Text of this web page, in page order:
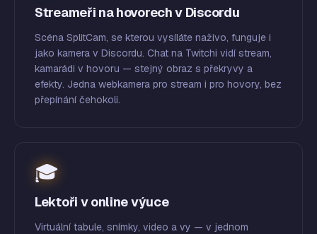
Streameři na hovorech v Discordu
Scéna SplitCam, se kterou vysíláte naživo, funguje i
jako kamera v Discordu. Chat na Twitchi vidí stream,
kamarádi v hovoru — stejný obraz s překryvy a
efekty. Jedna webkamera pro stream i pro hovory, bez
přepínání čehokoli.
🎓
Lektoři v online výuce
Virtuální tabule, snímky, video a vy — v jednom